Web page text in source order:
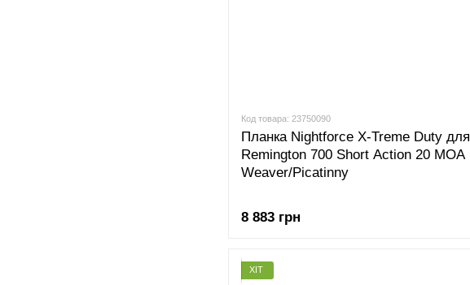
Код товара: 23750090
Планка Nightforce X-Treme Duty для
Remington 700 Short Action 20 MOA
Weaver/Picatinny
8 883 грн
ХІТ